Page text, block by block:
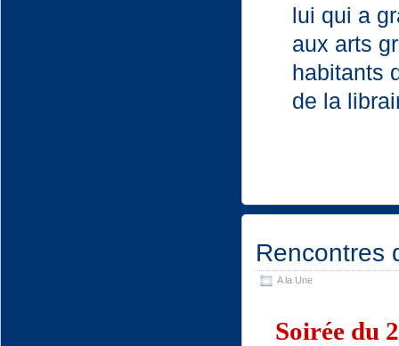
lui qui a
aux arts
habitants
de la
Rencontres
A la Une
Soirée du